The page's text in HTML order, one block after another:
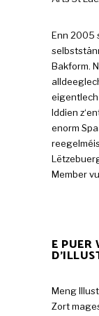
Enn 2005
Bakform.
eigentlech
Iddien
enorm
Member
E PUER
Meng
Zort